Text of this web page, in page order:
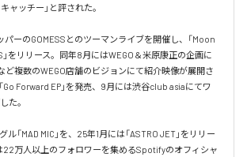
ャッチー」と評された。
ーのGOMESSとのツーマンライブを開催し、「Moon
」をリリース。同年8月にはWEGO＆米原康正の企画に
ど複数のWEGO店舗のビジョンにて紹介映像が展開さ
Go Forward EP」を発売、9月には渋谷club asiaにてワ
た。
「MAD MIC」を、25年1月には「ASTRO JET」をリリー
は22万人以上のフォロワーを集めるSpotifyのオフィシャ